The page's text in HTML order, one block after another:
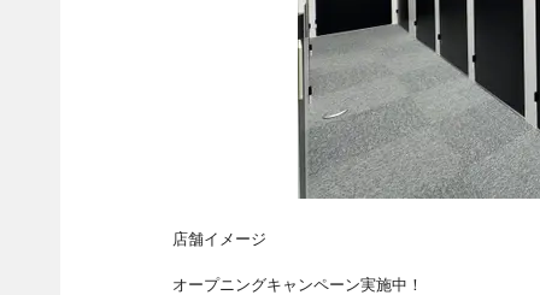
店舗イメージ
オープニングキャンペーン実施中！